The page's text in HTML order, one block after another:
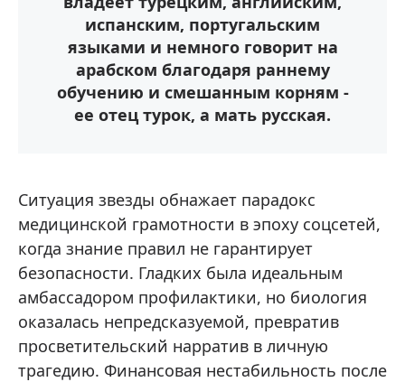
испанским, португальским
языками и немного говорит на
арабском благодаря раннему
обучению и смешанным корням -
ее отец турок, а мать русская.
Ситуация звезды обнажает парадокс
медицинской грамотности в эпоху соцсетей,
когда знание правил не гарантирует
безопасности. Гладких была идеальным
амбассадором профилактики, но биология
оказалась непредсказуемой, превратив
просветительский нарратив в личную
трагедию. Финансовая нестабильность после